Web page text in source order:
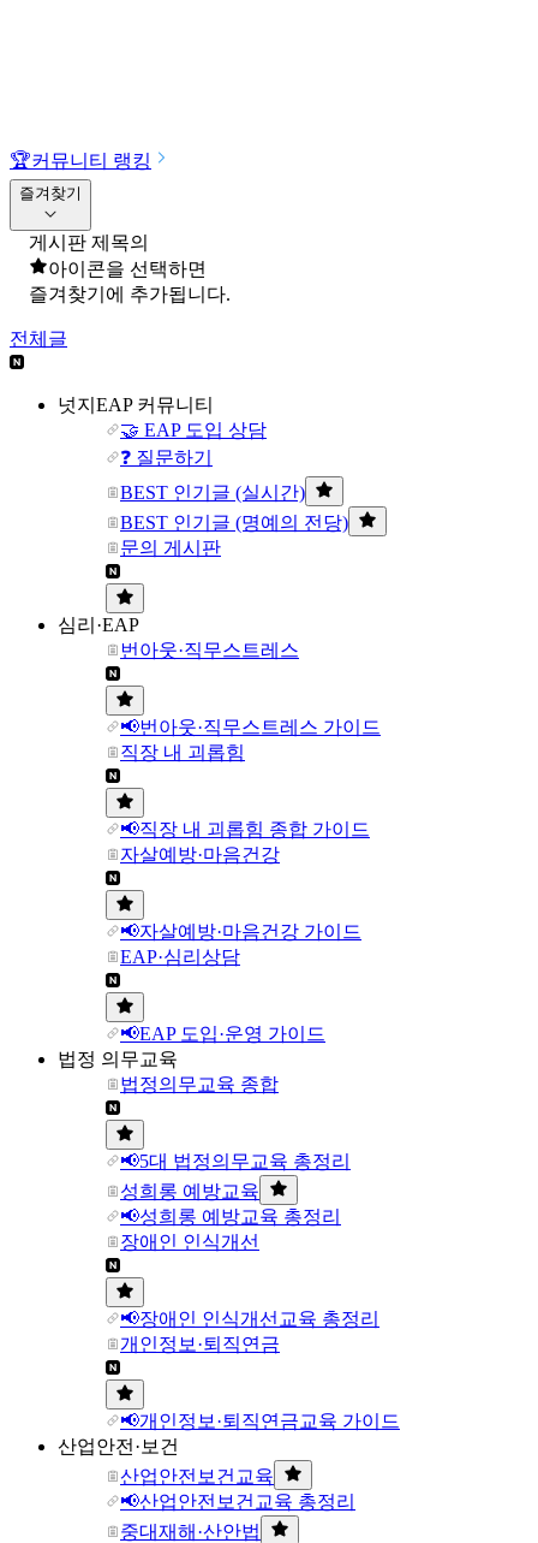
🏆커뮤니티 랭킹
즐겨찾기
게시판 제목의
아이콘을 선택하면
즐겨찾기에 추가됩니다.
전체글
넛지EAP 커뮤니티
🤝 EAP 도입 상담
❓ 질문하기
BEST 인기글 (실시간)
BEST 인기글 (명예의 전당)
문의 게시판
심리·EAP
번아웃·직무스트레스
📢번아웃·직무스트레스 가이드
직장 내 괴롭힘
📢직장 내 괴롭힘 종합 가이드
자살예방·마음건강
📢자살예방·마음건강 가이드
EAP·심리상담
📢EAP 도입·운영 가이드
법정 의무교육
법정의무교육 종합
📢5대 법정의무교육 총정리
성희롱 예방교육
📢성희롱 예방교육 총정리
장애인 인식개선
📢장애인 인식개선교육 총정리
개인정보·퇴직연금
📢개인정보·퇴직연금교육 가이드
산업안전·보건
산업안전보건교육
📢산업안전보건교육 총정리
중대재해·산안법